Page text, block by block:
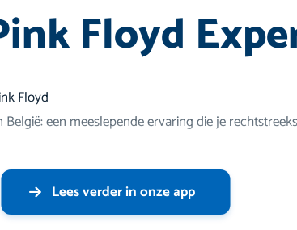
Floyd
Floyd
een meeslepende ervaring die je
Lees verder in onze app